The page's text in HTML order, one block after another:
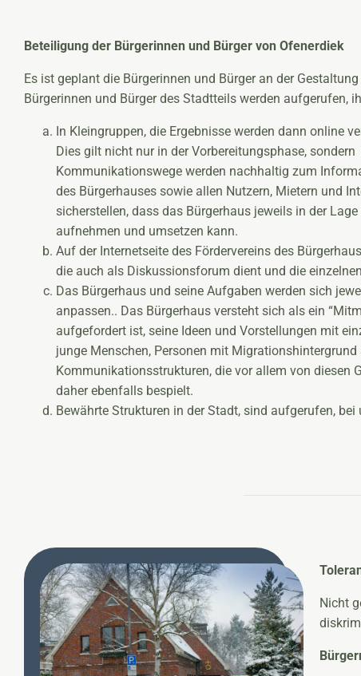
Beteiligung der Bürgerinnen und Bürger von Ofenerdiek
Es ist geplant die Bürgerinnen und Bürger an der
Bürgerinnen und Bürger des Stadtteils werden aufgerufen,
In Kleingruppen, die Ergebnisse werden dann online
Dies gilt nicht nur in der Vorbereitungsphase,
Kommunikationswege werden nachhaltig zum
des Bürgerhauses sowie allen Nutzern, Mietern und
sicherstellen, dass das Bürgerhaus jeweils in der
aufnehmen und umsetzen kann.
Auf der Internetseite des Fördervereins des
die auch als Diskussionsforum dient und die
Das Bürgerhaus und seine Aufgaben werden sich
anpassen.. Das Bürgerhaus versteht sich als ein
aufgefordert ist, seine Ideen und Vorstellungen mit
junge Menschen, Personen mit
Kommunikationsstrukturen, die vor allem von diesen
daher ebenfalls bespielt.
Bewährte Strukturen in der Stadt, sind aufgerufen,
Nicht